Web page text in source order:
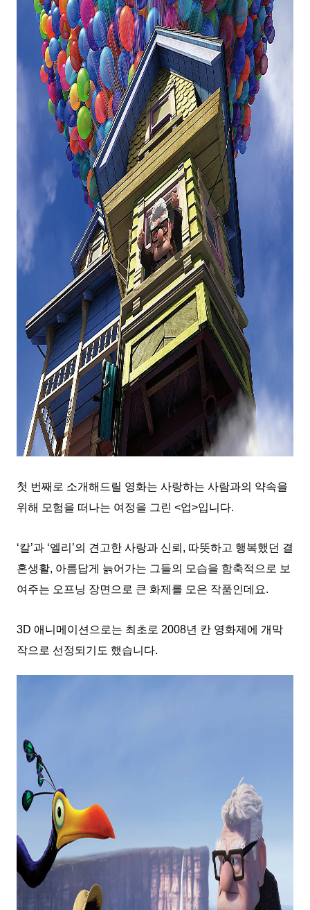
첫 번째로 소개해드릴 영화는 사랑하는 사람과의 약속을
위해 모험을 떠나는 여정을 그린 <업>입니다.
‘칼’과 ‘엘리’의 견고한 사랑과 신뢰, 따뜻하고 행복했던 결
혼생활, 아름답게 늙어가는 그들의 모습을 함축적으로 보
여주는 오프닝 장면으로 큰 화제를 모은 작품인데요.
3D 애니메이션으로는 최초로 2008년 칸 영화제에 개막
작으로 선정되기도 했습니다.